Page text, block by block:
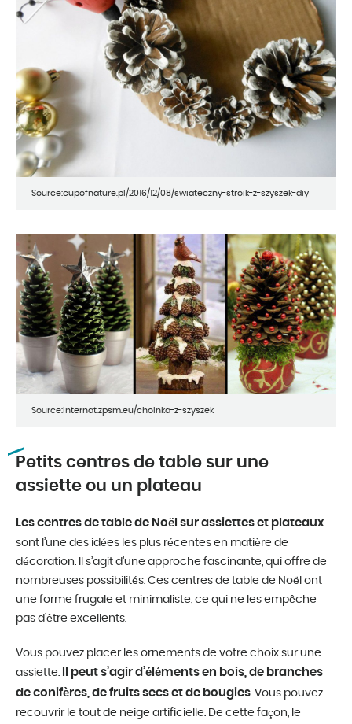
Source:cupofnature.pl/2016/12/08/swiateczny-stroik-z-szyszek-diy
Source:internat.zpsm.eu/choinka-z-szyszek
Petits centres de table sur une
assiette ou un plateau
Les centres de table de Noël sur assiettes et plateaux
sont l’une des idées les plus récentes en matière de
décoration. Il s’agit d’une approche fascinante, qui offre de
nombreuses possibilités. Ces centres de table de Noël ont
une forme frugale et minimaliste, ce qui ne les empêche
pas d’être excellents.
Vous pouvez placer les ornements de votre choix sur une
assiette.
Il peut s’agir d’éléments en bois, de branches
de conifères, de fruits secs et de bougies. Vous pouvez
recouvrir le tout de neige artificielle. De cette façon, le